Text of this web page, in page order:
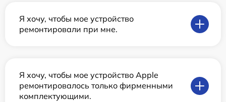
Я хочу, чтобы мое устройство
ремонтировали при мне.
Я хочу, чтобы мое устройство Apple
ремонтировалось только фирменными
комплектующими.